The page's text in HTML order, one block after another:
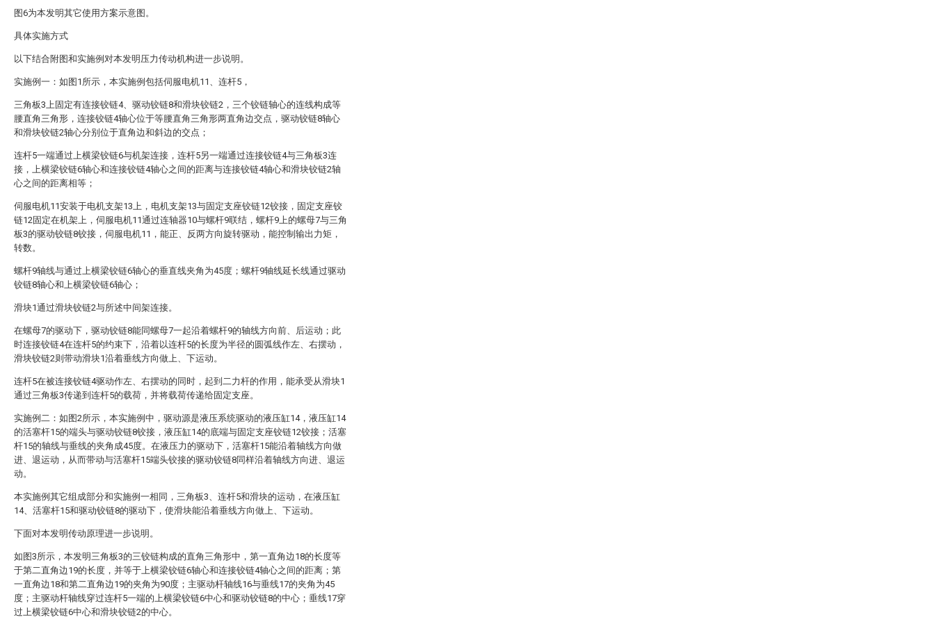
图6为本发明其它使用方案示意图。
具体实施方式
以下结合附图和实施例对本发明压力传动机构进一步说明。
实施例一：如图1所示，本实施例包括伺服电机11、连杆5，
三角板3上固定有连接铰链4、驱动铰链8和滑块铰链2，三个铰链轴心的连线构成等
腰直角三角形，连接铰链4轴心位于等腰直角三角形两直角边交点，驱动铰链8轴心
和滑块铰链2轴心分别位于直角边和斜边的交点；
连杆5一端通过上横梁铰链6与机架连接，连杆5另一端通过连接铰链4与三角板3连
接，上横梁铰链6轴心和连接铰链4轴心之间的距离与连接铰链4轴心和滑块铰链2轴
心之间的距离相等；
伺服电机11安装于电机支架13上，电机支架13与固定支座铰链12铰接，固定支座铰
链12固定在机架上，伺服电机11通过连轴器10与螺杆9联结，螺杆9上的螺母7与三角
板3的驱动铰链8铰接，伺服电机11，能正、反两方向旋转驱动，能控制输出力矩，
转数。
螺杆9轴线与通过上横梁铰链6轴心的垂直线夹角为45度；螺杆9轴线延长线通过驱动
铰链8轴心和上横梁铰链6轴心；
滑块1通过滑块铰链2与所述中间架连接。
在螺母7的驱动下，驱动铰链8能同螺母7一起沿着螺杆9的轴线方向前、后运动；此
时连接铰链4在连杆5的约束下，沿着以连杆5的长度为半径的圆弧线作左、右摆动，
滑块铰链2则带动滑块1沿着垂线方向做上、下运动。
连杆5在被连接铰链4驱动作左、右摆动的同时，起到二力杆的作用，能承受从滑块1
通过三角板3传递到连杆5的载荷，并将载荷传递给固定支座。
实施例二：如图2所示，本实施例中，驱动源是液压系统驱动的液压缸14，液压缸14
的活塞杆15的端头与驱动铰链8铰接，液压缸14的底端与固定支座铰链12铰接；活塞
杆15的轴线与垂线的夹角成45度。在液压力的驱动下，活塞杆15能沿着轴线方向做
进、退运动，从而带动与活塞杆15端头铰接的驱动铰链8同样沿着轴线方向进、退运
动。
本实施例其它组成部分和实施例一相同，三角板3、连杆5和滑块的运动，在液压缸
14、活塞杆15和驱动铰链8的驱动下，使滑块能沿着垂线方向做上、下运动。
下面对本发明传动原理进一步说明。
如图3所示，本发明三角板3的三铰链构成的直角三角形中，第一直角边18的长度等
于第二直角边19的长度，并等于上横梁铰链6轴心和连接铰链4轴心之间的距离；第
一直角边18和第二直角边19的夹角为90度；主驱动杆轴线16与垂线17的夹角为45
度；主驱动杆轴线穿过连杆5一端的上横梁铰链6中心和驱动铰链8的中心；垂线17穿
过上横梁铰链6中心和滑块铰链2的中心。